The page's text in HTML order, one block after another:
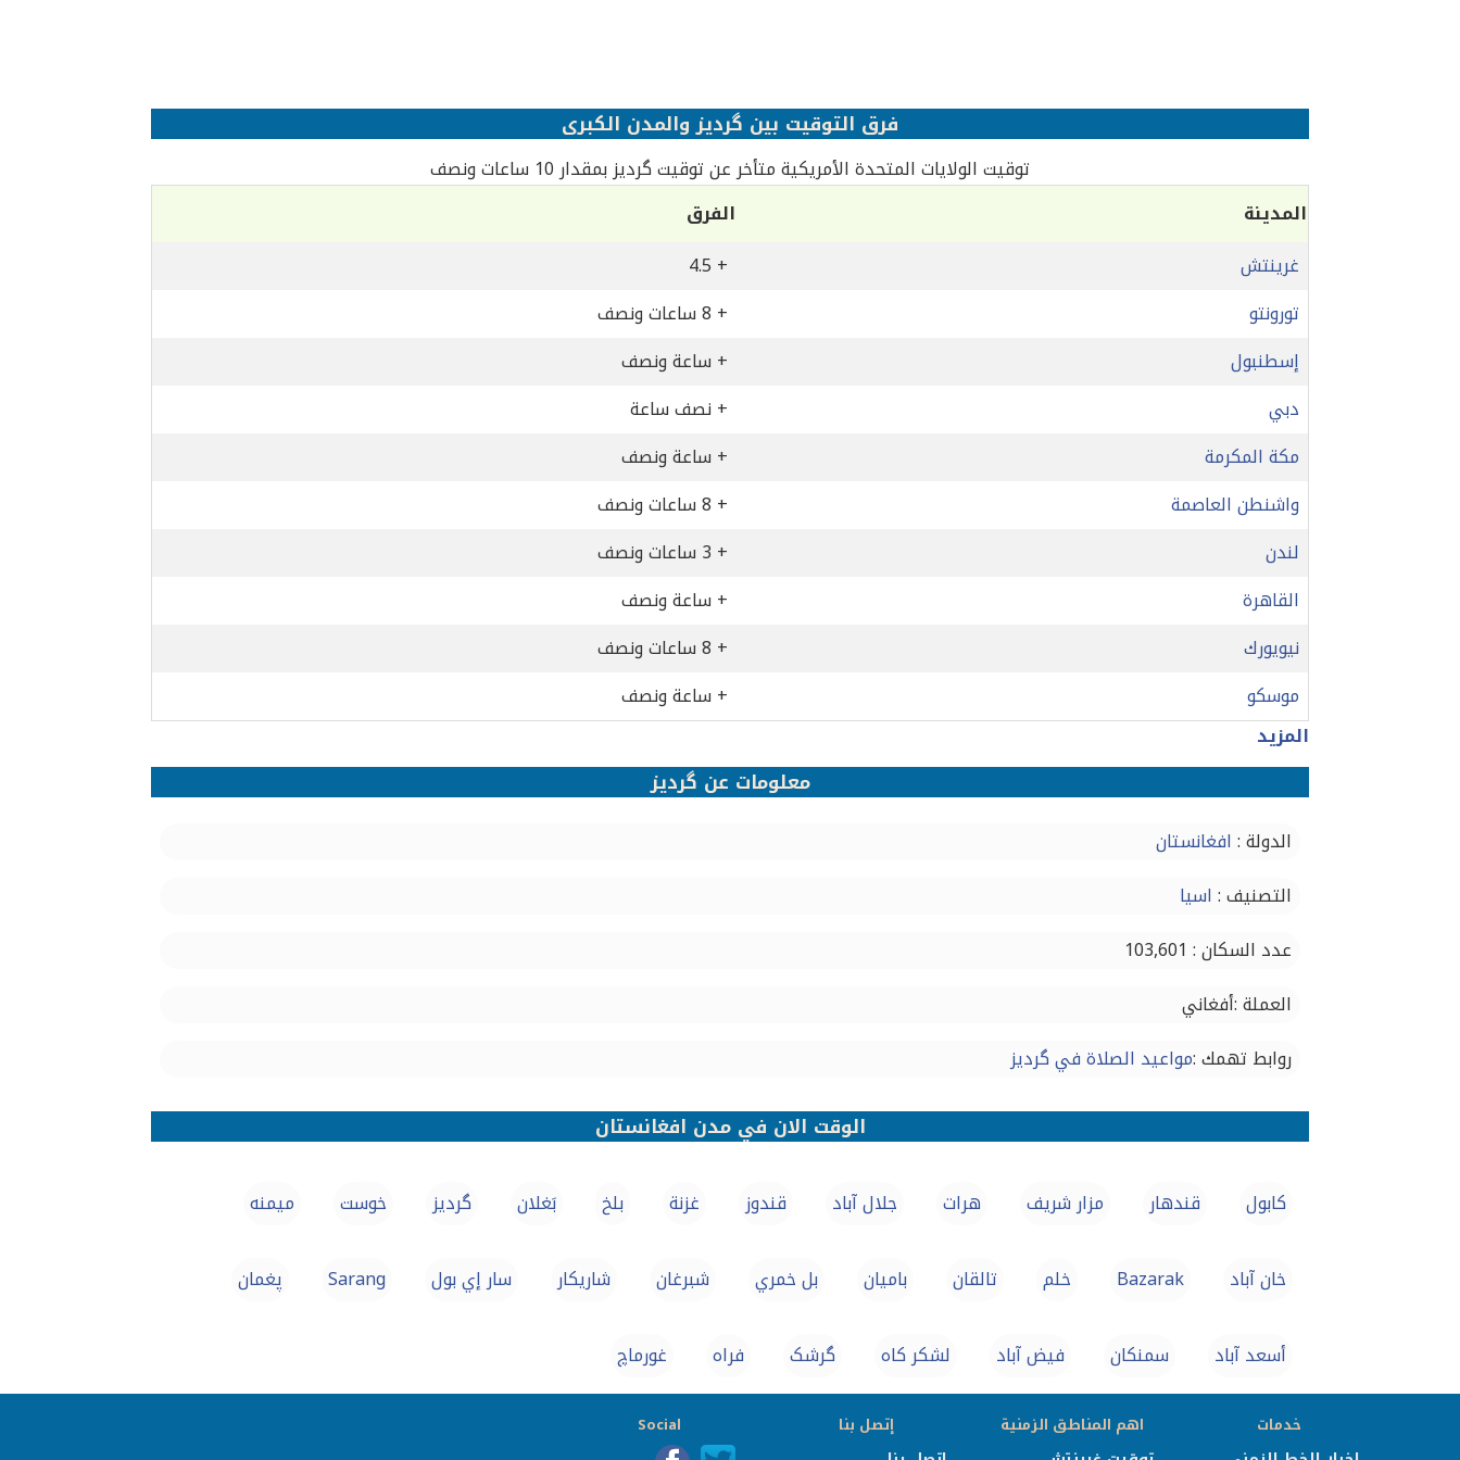
فرق التوقيت بين گردیز والمدن الكبرى
توقيت الولايات المتحدة الأمريكية متأخر عن توقيت گردیز بمقدار 10 ساعات ونصف
المدينة
الفرق
غرينتش
+ 4.5
تورونتو
+ 8 ساعات ونصف
إسطنبول
+ ساعة ونصف
دبي
+ نصف ساعة
مكة المكرمة
+ ساعة ونصف
واشنطن العاصمة
+ 8 ساعات ونصف
لندن
+ 3 ساعات ونصف
القاهرة
+ ساعة ونصف
نيويورك
+ 8 ساعات ونصف
موسكو
+ ساعة ونصف
المزيد
معلومات عن گردیز
الدولة : افغانستان
التصنيف : اسيا
عدد السكان : 103,601
العملة :أفغاني
روابط تهمك :مواعيد الصلاة في گردیز
الوقت الان في مدن افغانستان
كابول قندهار مزار شريف هرات جلال آباد قندوز غزنة بلخ بَغلان گردیز خوست میمنه
خان آباد Bazarak خلم تالقان باميان بل خمري شبرغان شاريكار سار إي بول Sarang پغمان
أسعد آباد سمنكان فيض آباد لشكر كاه گرشک فراه غورماچ
خدمات اهم المناطق الزمنية إتصل بنا Social